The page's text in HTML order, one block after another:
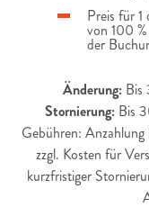
Preis für
von 100
der
Änderung:Bis
Stornierung:Bis
Gebühren:
zzgl. Kosten für
kurzfristiger